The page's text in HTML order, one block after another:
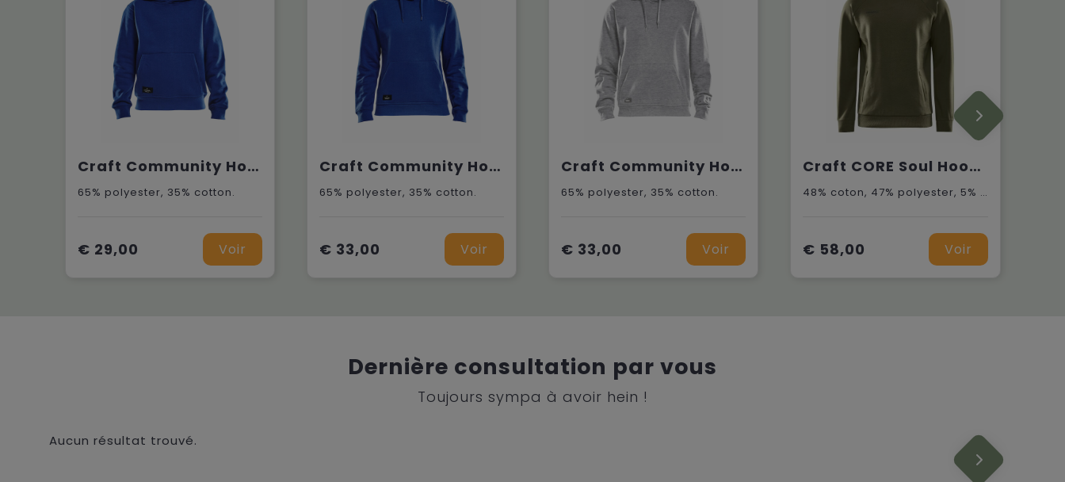
Craft Community Hoodie Jr
65% polyester, 35% cotton.
€ 29,00 Voir
Craft Community Hoodie W
65% polyester, 35% cotton.
€ 33,00 Voir
Craft Community Hoodie M
65% polyester, 35% cotton.
€ 33,00 Voir
Craft CORE Soul Hood Sweatshirt M
48% coton, 47% polyester, 5% élastanne.
€ 58,00 Voir
Dernière consultation par vous
Toujours sympa à avoir hein !
Aucun résultat trouvé.